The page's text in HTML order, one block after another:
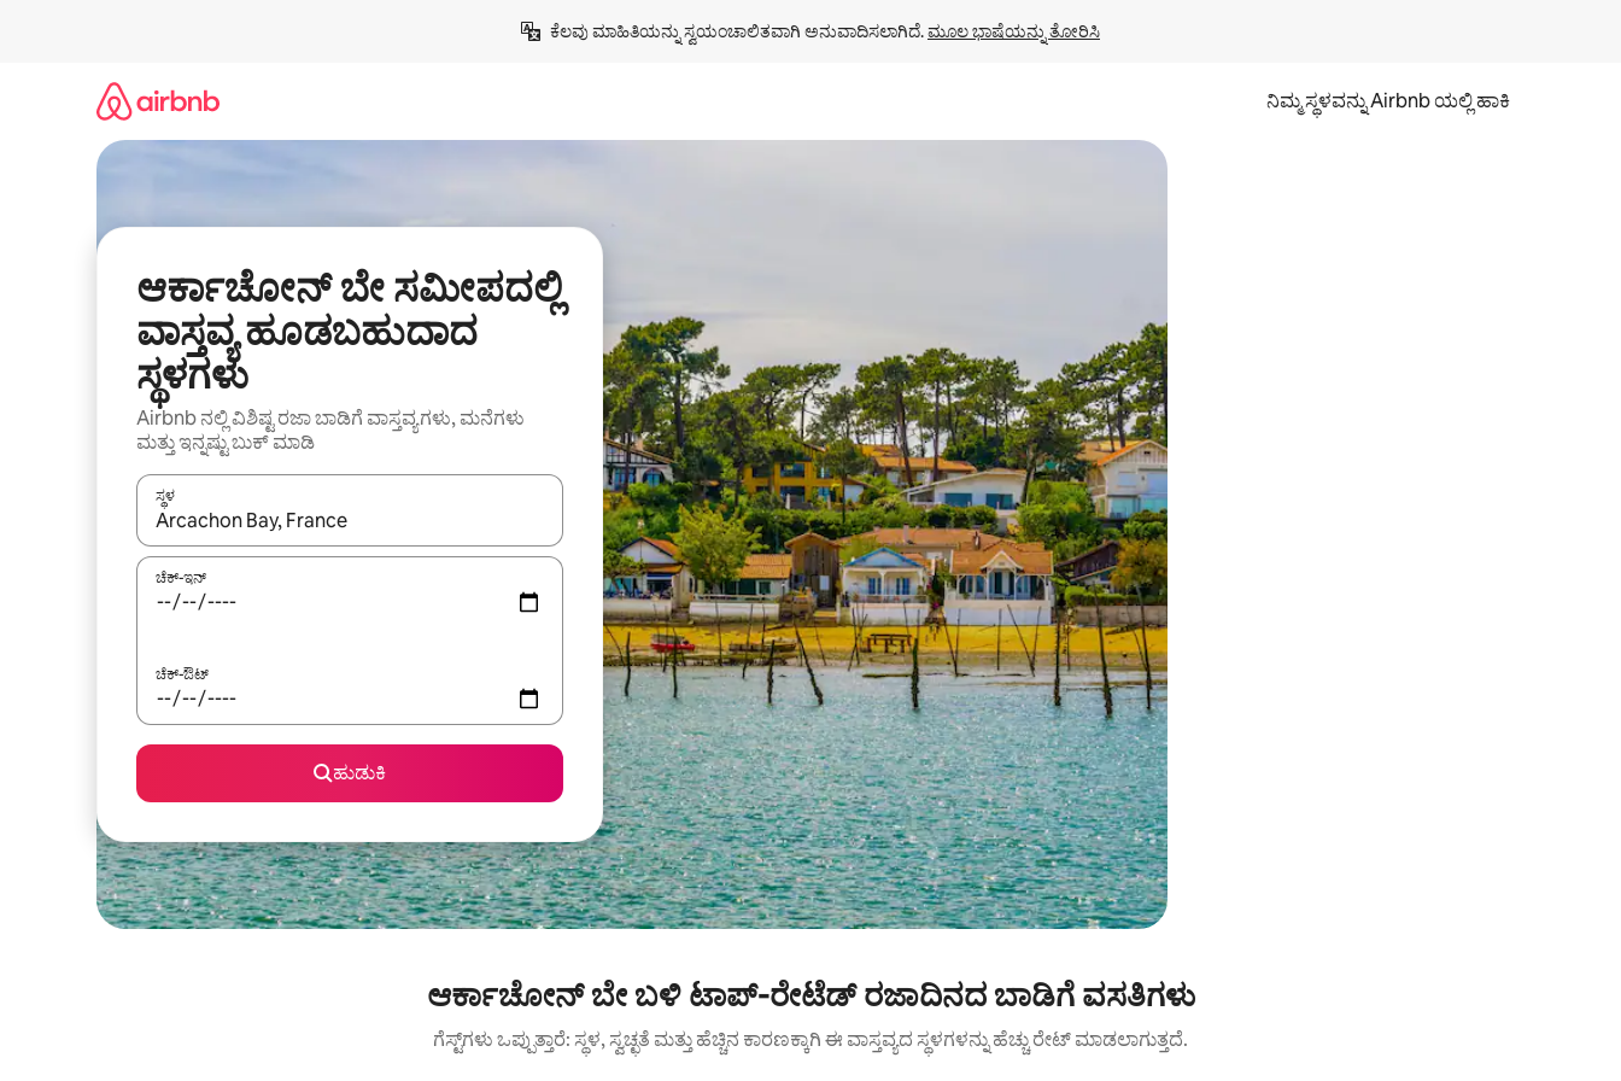
ಕೆಲವು ಮಾಹಿತಿಯನ್ನು ಸ್ವಯಂಚಾಲಿತವಾಗಿ ಅನುವಾದಿಸಲಾಗಿದೆ. ಮೂಲ ಭಾಷೆಯನ್ನು ತೋರಿಸಿ
ನಿಮ್ಮ ಸ್ಥಳವನ್ನು Airbnb ಯಲ್ಲಿ ಹಾಕಿ
ಆರ್ಕಾಚೋನ್ ಬೇ ಸಮೀಪದಲ್ಲಿ
ವಾಸ್ತವ್ಯ ಹೂಡಬಹುದಾದ
ಸ್ಥಳಗಳು
Airbnb ನಲ್ಲಿ ವಿಶಿಷ್ಟ ರಜಾ ಬಾಡಿಗೆ ವಾಸ್ತವ್ಯಗಳು, ಮನೆಗಳು
ಮತ್ತು ಇನ್ನಷ್ಟು ಬುಕ್ ಮಾಡಿ
ಸ್ಥಳ
ಫಲಿತಾಂಶಗಳು ಲಭ್ಯವಿರುವಾಗ, ಅಪ್ ಮತ್ತು ಡೌನ್ ಬಾಣದ ಕೀಲಿಗಳೊಂದಿಗೆ ನ್ಯಾವಿಗೇಟ್ ಮಾಡಿ ಅಥವಾ ಸ್ಪರ್ಶ ಅಥವಾ ಸ್ವೈಪ್ ಗೆಸ್ಚರ್‌ಗಳ ಮೂಲಕ ಅನ್ವೇಷಿಸಿ.
ಚೆಕ್-ಇನ್
ಚೆಕ್-ಔಟ್
ಹುಡುಕಿ
ಆರ್ಕಾಚೋನ್ ಬೇ ಬಳಿ ಟಾಪ್-ರೇಟೆಡ್ ರಜಾದಿನದ ಬಾಡಿಗೆ ವಸತಿಗಳು
ಗೆಸ್ಟ್‌ಗಳು ಒಪ್ಪುತ್ತಾರೆ: ಸ್ಥಳ, ಸ್ವಚ್ಛತೆ ಮತ್ತು ಹೆಚ್ಚಿನ ಕಾರಣಕ್ಕಾಗಿ ಈ ವಾಸ್ತವ್ಯದ ಸ್ಥಳಗಳನ್ನು ಹೆಚ್ಚು ರೇಟ್ ಮಾಡಲಾಗುತ್ತದೆ.